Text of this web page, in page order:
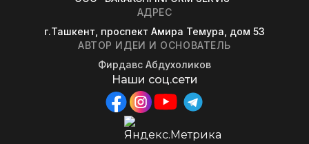
АДРЕС
г.Ташкент, проспект Амира Темура, дом 53
АВТОР ИДЕИ И ОСНОВАТЕЛЬ
Фирдавс Абдухоликов
Наши соц.сети